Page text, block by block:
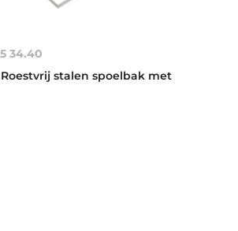
34.40
stalen spoelbak met